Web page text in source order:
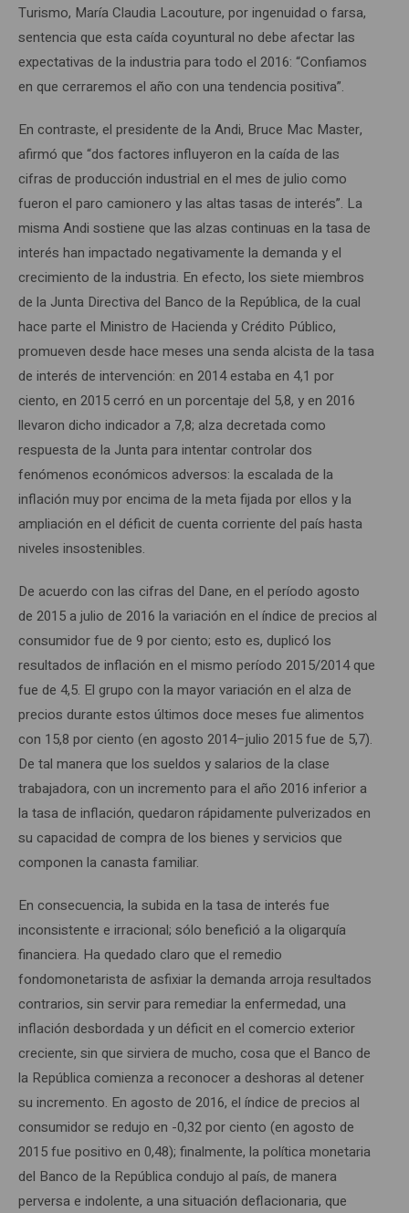
Turismo, María Claudia Lacouture, por ingenuidad o farsa,
sentencia que esta caída coyuntural no debe afectar las
expectativas de la industria para todo el 2016: “Confiamos
en que cerraremos el año con una tendencia positiva”.
En contraste, el presidente de la Andi, Bruce Mac Master,
afirmó que “dos factores influyeron en la caída de las
cifras de producción industrial en el mes de julio como
fueron el paro camionero y las altas tasas de interés”. La
misma Andi sostiene que las alzas continuas en la tasa de
interés han impactado negativamente la demanda y el
crecimiento de la industria. En efecto, los siete miembros
de la Junta Directiva del Banco de la República, de la cual
hace parte el Ministro de Hacienda y Crédito Público,
promueven desde hace meses una senda alcista de la tasa
de interés de intervención: en 2014 estaba en 4,1 por
ciento, en 2015 cerró en un porcentaje del 5,8, y en 2016
llevaron dicho indicador a 7,8; alza decretada como
respuesta de la Junta para intentar controlar dos
fenómenos económicos adversos: la escalada de la
inflación muy por encima de la meta fijada por ellos y la
ampliación en el déficit de cuenta corriente del país hasta
niveles insostenibles.
De acuerdo con las cifras del Dane, en el período agosto
de 2015 a julio de 2016 la variación en el índice de precios al
consumidor fue de 9 por ciento; esto es, duplicó los
resultados de inflación en el mismo período 2015/2014 que
fue de 4,5. El grupo con la mayor variación en el alza de
precios durante estos últimos doce meses fue alimentos
con 15,8 por ciento (en agosto 2014–julio 2015 fue de 5,7).
De tal manera que los sueldos y salarios de la clase
trabajadora, con un incremento para el año 2016 inferior a
la tasa de inflación, quedaron rápidamente pulverizados en
su capacidad de compra de los bienes y servicios que
componen la canasta familiar.
En consecuencia, la subida en la tasa de interés fue
inconsistente e irracional; sólo benefició a la oligarquía
financiera. Ha quedado claro que el remedio
fondomonetarista de asfixiar la demanda arroja resultados
contrarios, sin servir para remediar la enfermedad, una
inflación desbordada y un déficit en el comercio exterior
creciente, sin que sirviera de mucho, cosa que el Banco de
la República comienza a reconocer a deshoras al detener
su incremento. En agosto de 2016, el índice de precios al
consumidor se redujo en -0,32 por ciento (en agosto de
2015 fue positivo en 0,48); finalmente, la política monetaria
del Banco de la República condujo al país, de manera
perversa e indolente, a una situación deflacionaria, que